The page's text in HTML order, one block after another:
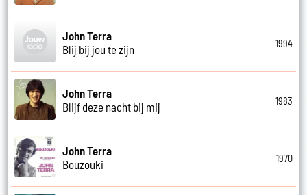
John Terra
Blij bij jou te zijn
1994
John Terra
Blijf deze nacht bij mij
1983
John Terra
Bouzouki
1970